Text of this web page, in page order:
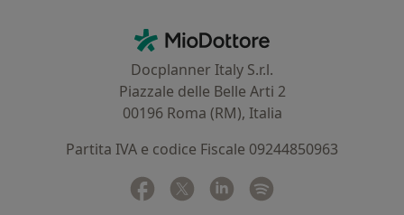
MioDottore - Homepage
Docplanner Italy S.r.l.
Piazzale delle Belle Arti 2
00196 Roma (RM), Italia
Partita IVA e codice Fiscale 09244850963
Facebook
si apre in una nuova scheda
Twitter
si apre in una nuova scheda
Linkedin
si apre in una nuova